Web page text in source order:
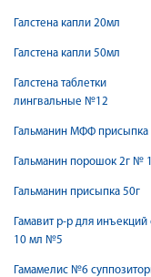
Галстена капли 20мл
Галстена капли 50мл
Галстена таблетки
лингвальные №12
Гальманин МФФ присыпка
Гальманин порошок 2г №
Гальманин присыпка 50г
Гамавит р-р для инъекций
10 мл №5
Гамамелис №6